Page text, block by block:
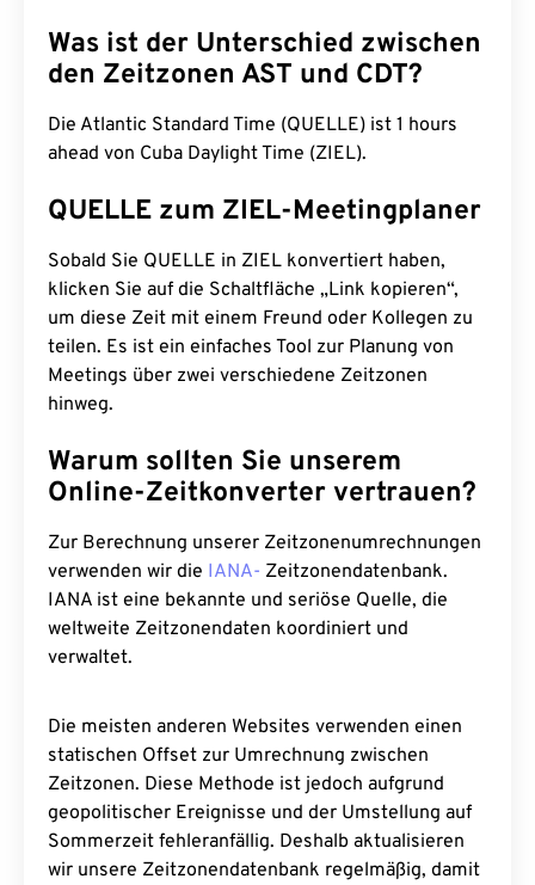
Was ist der Unterschied zwischen
den Zeitzonen AST und CDT?
Die Atlantic Standard Time (QUELLE) ist 1 hours
ahead von Cuba Daylight Time (ZIEL).
QUELLE zum ZIEL-Meetingplaner
Sobald Sie QUELLE in ZIEL konvertiert haben,
klicken Sie auf die Schaltfläche „Link kopieren“,
um diese Zeit mit einem Freund oder Kollegen zu
teilen. Es ist ein einfaches Tool zur Planung von
Meetings über zwei verschiedene Zeitzonen
hinweg.
Warum sollten Sie unserem
Online-Zeitkonverter vertrauen?
Zur Berechnung unserer Zeitzonenumrechnungen
verwenden wir die IANA- Zeitzonendatenbank.
IANA ist eine bekannte und seriöse Quelle, die
weltweite Zeitzonendaten koordiniert und
verwaltet.
Die meisten anderen Websites verwenden einen
statischen Offset zur Umrechnung zwischen
Zeitzonen. Diese Methode ist jedoch aufgrund
geopolitischer Ereignisse und der Umstellung auf
Sommerzeit fehleranfällig. Deshalb aktualisieren
wir unsere Zeitzonendatenbank regelmäßig, damit